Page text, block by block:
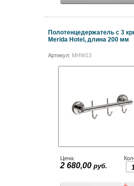
Полотенцедержатель с 3
Merida Hotel, длина 200 мм
Артикул: MHW13
Цена:
2 680,00 руб.